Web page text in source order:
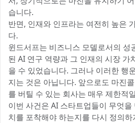
습니다.
반면, 인재와 인프라는 여전히 높은
다.
윈드서프는 비즈니스 모델로서의 성
된 AI 연구 역량과 그 인재의 시장 가
을 수 있었습니다. 그러나 이러한 행
지는 것은 아닙니다. 앞으로도 마진
를 버틸 수 있는 회사는 매우 제한적
이번 사건은 AI 스타트업들이 무엇
치를 포착해야 하는지를 다시 정의